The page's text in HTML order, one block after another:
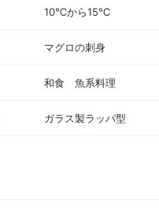
10℃から15℃
マグロの刺身
和食 魚系料理
ガラス製ラッパ型